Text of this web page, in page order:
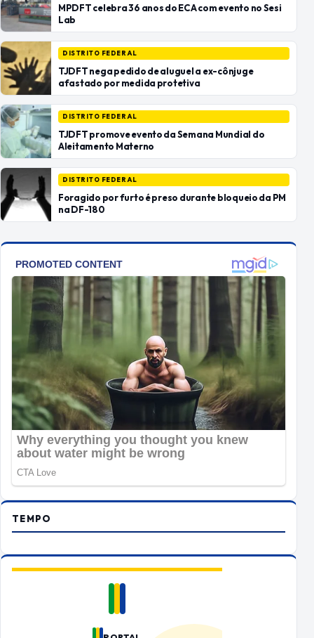
MPDFT celebra 36 anos do ECA com evento no Sesi
Lab
DISTRITO FEDERAL
TJDFT nega pedido de aluguel a ex-cônjuge
afastado por medida protetiva
DISTRITO FEDERAL
TJDFT promove evento da Semana Mundial do
Aleitamento Materno
DISTRITO FEDERAL
Foragido por furto é preso durante bloqueio da PM
na DF-180
TEMPO